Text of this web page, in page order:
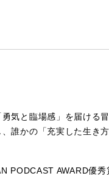
気と臨場感」を届ける
誰かの「充実した生き
PODCAST AWARD優秀